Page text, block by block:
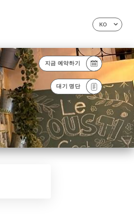
KO
지금 예약하기
대기 명단